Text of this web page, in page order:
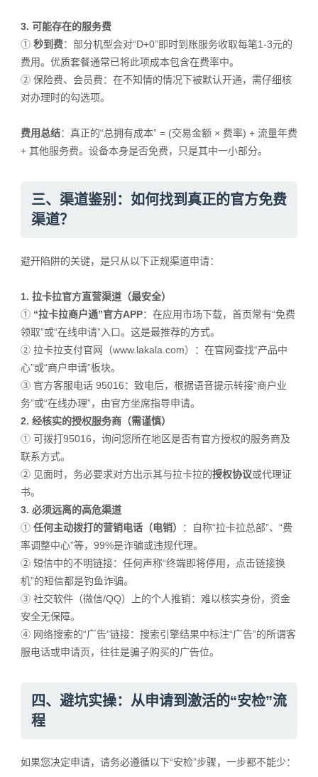
3. 可能存在的服务费
① 秒到费：部分机型会对“D+0”即时到账服务收取每笔1-3元的
费用。优质套餐通常已将此项成本包含在费率中。
② 保险费、会员费：在不知情的情况下被默认开通，需仔细核
对办理时的勾选项。
费用总结：真正的“总拥有成本” = (交易金额 × 费率) + 流量年费
+ 其他服务费。设备本身是否免费，只是其中一小部分。
三、渠道鉴别：如何找到真正的官方免费
渠道？
避开陷阱的关键，是只从以下正规渠道申请：
1. 拉卡拉官方直营渠道（最安全）
① “拉卡拉商户通”官方APP：在应用市场下载，首页常有“免费
领取”或“在线申请”入口。这是最推荐的方式。
② 拉卡拉支付官网（www.lakala.com）：在官网查找“产品中
心”或“商户申请”板块。
③ 官方客服电话 95016：致电后，根据语音提示转接“商户业
务”或“在线办理”，由官方坐席指导申请。
2. 经核实的授权服务商（需谨慎）
① 可拨打95016，询问您所在地区是否有官方授权的服务商及
联系方式。
② 见面时，务必要求对方出示其与拉卡拉的授权协议或代理证
书。
3. 必须远离的高危渠道
① 任何主动拨打的营销电话（电销）
：自称“拉卡拉总部”、“费
率调整中心”等，99%是诈骗或违规代理。
② 短信中的不明链接：任何声称“终端即将停用，点击链接换
机”的短信都是钓鱼诈骗。
③ 社交软件（微信/QQ）上的个人推销：难以核实身份，资金
安全无保障。
④ 网络搜索的“广告”链接：搜索引擎结果中标注“广告”的所谓客
服电话或申请页，往往是骗子购买的广告位。
四、避坑实操：从申请到激活的“安检”流
程
如果您决定申请，请务必遵循以下“安检”步骤，一步都不能少：